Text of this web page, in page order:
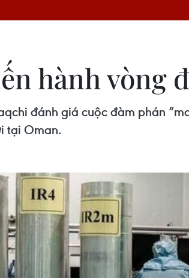
hành vòng
đánh giá cuộc đàm phán
tại Oman.